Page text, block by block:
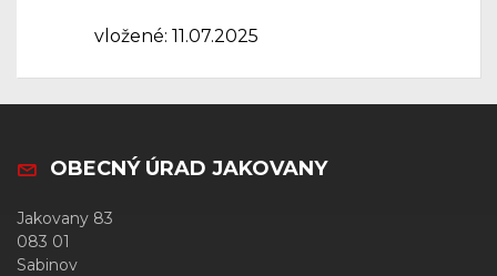
vložené: 11.07.2025
OBECNÝ ÚRAD JAKOVANY
Jakovany 83
083 01
Sabinov